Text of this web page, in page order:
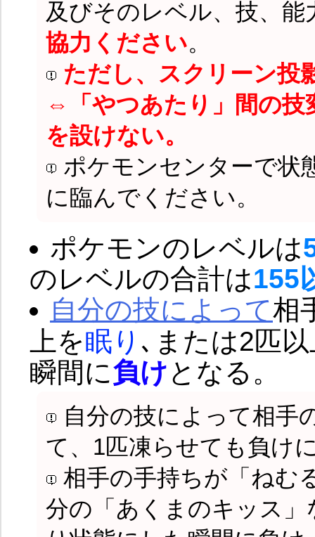
及びそのレベル、技、能
協力ください。
ただし、スクリーン投
⇔「やつあたり」間の技
を設けない。
ポケモンセンターで状
に臨んでください。
ポケモンのレベルは
のレベルの合計は155
自分の技によって相
上を眠り ､または2匹
瞬間に負けとなる。
自分の技によって相手
て、1匹凍らせても負け
相手の手持ちが「ねむ
分の「あくまのキッス